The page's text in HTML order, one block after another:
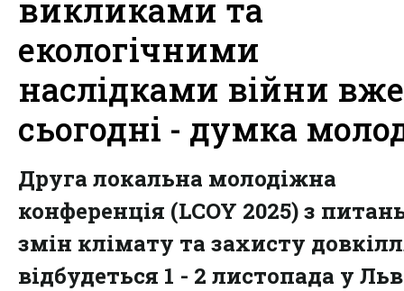
викликами та
екологічними
наслідками війни вже
сьогодні - думка
Друга локальна молодіжна
конференція (LCOY 2025) з
змін клімату та захисту
відбудеться 1 - 2 листопада у